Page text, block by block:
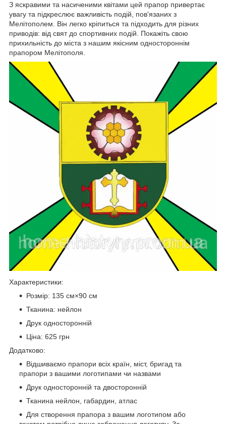
З яскравими та насиченими квітами цей прапор привертає
увагу та підкреслює важливість подій, пов'язаних з
Мелітополем. Він легко кріпиться та підходить для різних
приводів: від свят до спортивних подій. Покажіть свою
прихильність до міста з нашим якісним одностороннім
прапором Мелітополя.
Характеристики:
Розмір: 135 см×90 см
Тканина: нейлон
Друк односторонній
Ціна: 625 грн
Додатково:
Відшиваємо прапори всіх країн, міст, бригад та
прапори з вашими логотипами чи назвами
Друк односторонній та двосторонній
Тканина нейлон, габардин, атлас
Для створення прапора з вашим логотипом або